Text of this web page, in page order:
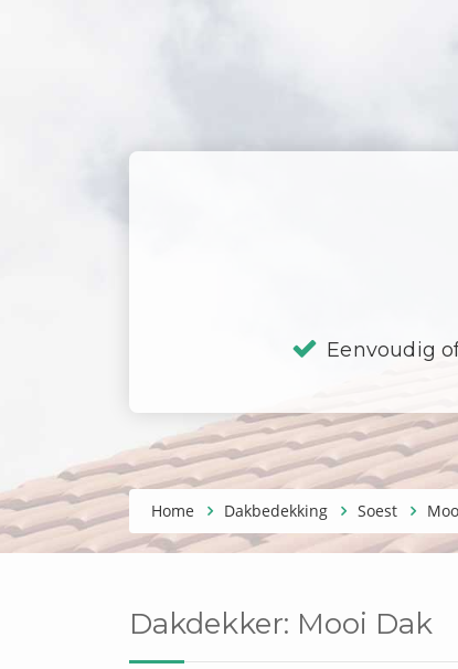
Eenvoudig
Home Dakbedekking Soest
Dakdekker: Mooi Dak